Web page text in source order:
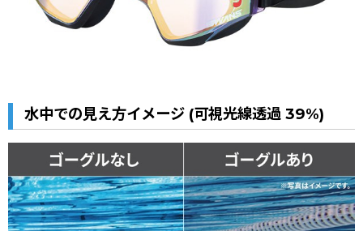
水中での見え方イメージ (可視光線透過 39%)